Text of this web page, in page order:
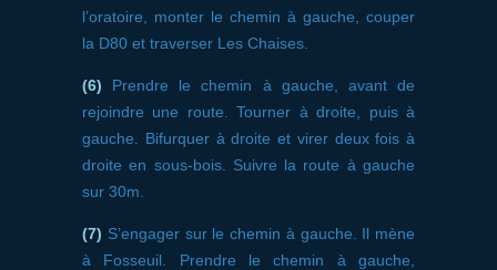
l’oratoire, monter le chemin à gauche, couper
la D80 et traverser Les Chaises.
(6)
Prendre le chemin à gauche, avant de
rejoindre une route. Tourner à droite, puis à
gauche. Bifurquer à droite et virer deux fois à
droite en sous-bois. Suivre la route à gauche
sur 30m.
(7) S’engager sur le chemin à gauche. Il mène
à Fosseuil. Prendre le chemin à gauche,